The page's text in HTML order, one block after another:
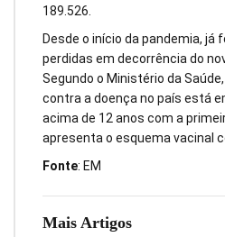
Mais Artigos
189.526.
Desde o início da pandemia, já
perdidas em decorrência do
Segundo o Ministério da
contra a doença no país está
acima de 12 anos com a
apresenta o esquema vacinal
Fonte: EM